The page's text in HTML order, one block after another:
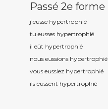
Passé 2e forme
j'eusse hypertrophié
tu eusses hypertrophié
il eût hypertrophié
nous eussions hypertrophié
vous eussiez hypertrophié
ils eussent hypertrophié